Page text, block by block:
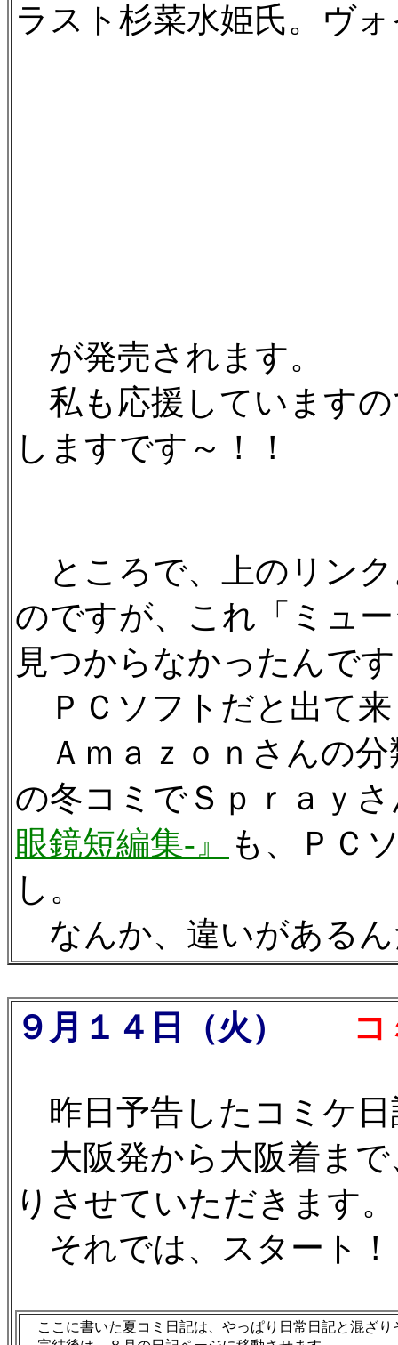
ラスト杉菜水姫氏。ヴ
が発売されます。
私も応援しています
しますです～！！
ところで、上のリンク
のですが、これ「ミュ
見つからなかったんで
ＰＣソフトだと出て来
Ａｍａｚｏｎさんの分
の冬コミでＳｐｒａｙ
眼鏡短編集-』
も、ＰＣ
し。
なんか、違いがある
９月１４日（火） コミ
昨日予告したコミケ
大阪発から大阪着まで
りさせていただきます。
それでは、スタート
ここに書いた夏コミ日記は、やっぱり日常日記と混ざり